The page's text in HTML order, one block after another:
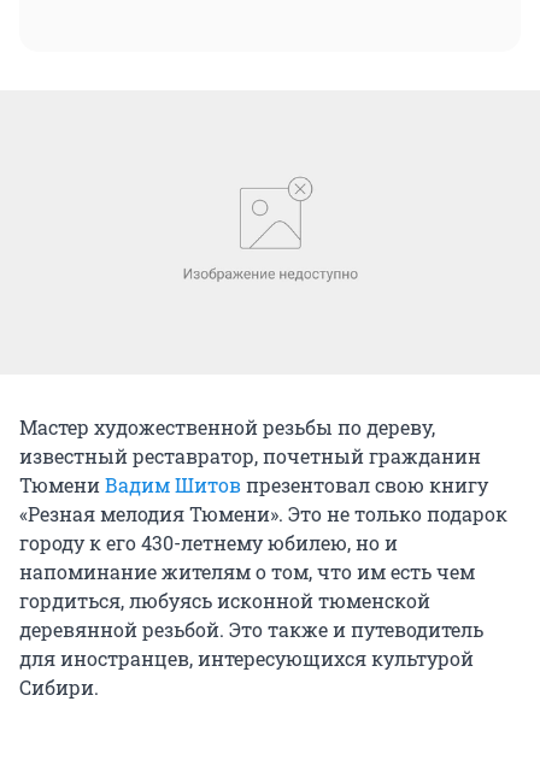
Мастер художественной резьбы по дереву,
известный реставратор, почетный гражданин
ТюмениВадим Шитовпрезентовал свою книгу
«Резная мелодия Тюмени». Это не только подарок
городу к его 430-летнему юбилею, но и
напоминание жителям о том, что им есть чем
гордиться, любуясь исконной тюменской
деревянной резьбой. Это также и путеводитель
для иностранцев, интересующихся культурой
Сибири.